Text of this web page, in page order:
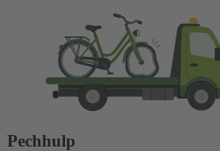
Pechhulp